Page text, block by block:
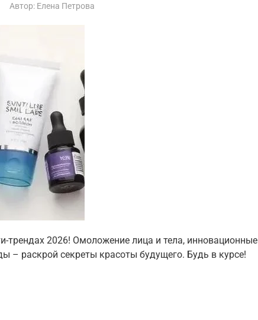
Автор: Елена Петрова
трендах 2026! Омоложение лица и тела, инновационные
– раскрой секреты красоты будущего. Будь в курсе!